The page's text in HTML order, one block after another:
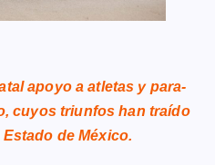
apoyo a atletas y para-
cuyos triunfos han traído
de México.